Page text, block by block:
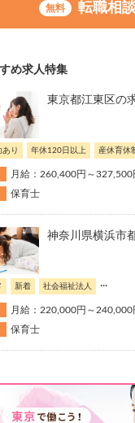
無料 転職相
め求人特集
東京都江東区の
あり 年休120日以上 産休育休
月給：260,400円～327,500
保育士
神奈川県横浜市
新着 社会福祉法人 ...
月給：220,000円～240,000
保育士